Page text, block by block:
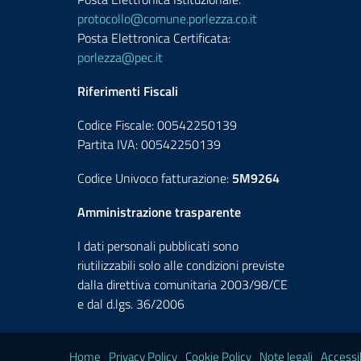
protocollo@comune.porlezza.co.it
Posta Elettronica Certificata:
porlezza@pec.it
Riferimenti Fiscali
Codice Fiscale: 00542250139
Partita IVA: 00542250139
Codice Univoco fatturazione: 5M9264
Amministrazione trasparente
I dati personali pubblicati sono
riutilizzabili solo alle condizioni previste
dalla direttiva comunitaria 2003/98/CE
e dal d.lgs. 36/2006
Home Privacy Policy Cookie Policy Note legali